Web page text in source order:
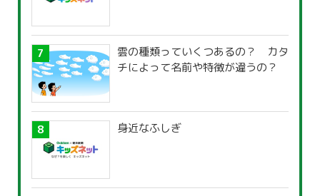
雲の種類っていくつあるの？ カタ
チによって名前や特徴が違うの？
身近なふしぎ